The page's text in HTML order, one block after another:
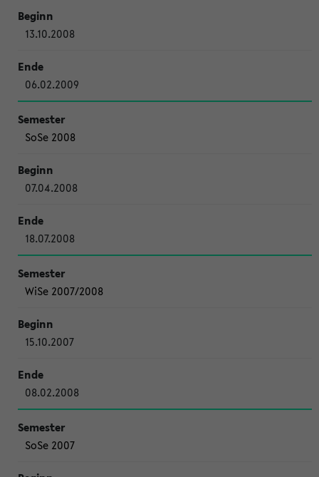
13.10.2008
06.02.2009
SoSe 2008
07.04.2008
18.07.2008
WiSe 2007/2008
15.10.2007
08.02.2008
SoSe 2007